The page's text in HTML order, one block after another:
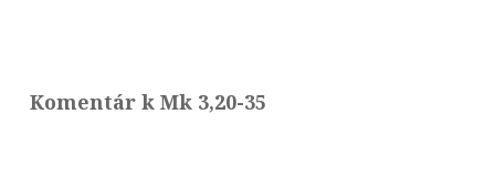
Komentár k Mk 3,20-35